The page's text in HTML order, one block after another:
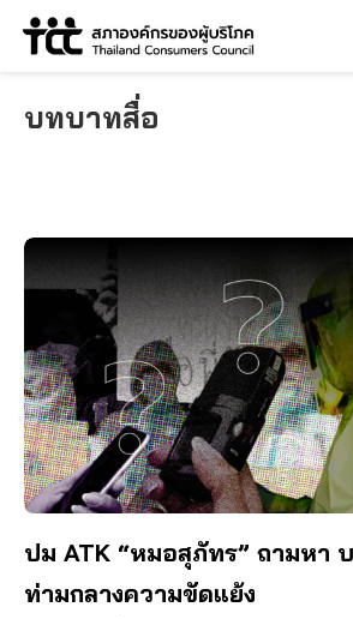
Skip
บทบาทสื่อ
ปม ATK “หมอสุภัทร” ถามหา
ท่ามกลางความขัดแย้ง